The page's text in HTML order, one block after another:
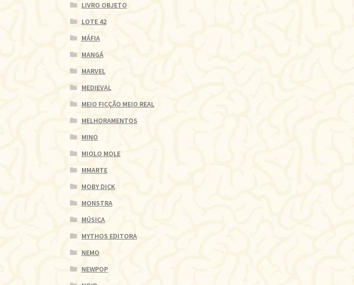
LIVRO OBJETO
LOTE 42
MÁFIA
MANGÁ
MARVEL
MEDIEVAL
MEIO FICÇÃO MEIO REAL
MELHORAMENTOS
MINO
MIOLO MOLE
MMARTE
MOBY DICK
MONSTRA
MÚSICA
MYTHOS EDITORA
NEMO
NEWPOP